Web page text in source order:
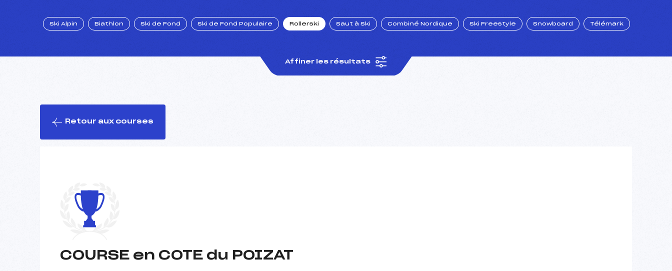
Ski Alpin Biathlon Ski de Fond Ski de Fond Populaire Rollerski Saut à Ski Combiné Nordique Ski Freestyle Snowboard Télémark
Affiner les résultats
Retour aux courses
COURSE en COTE du POIZAT